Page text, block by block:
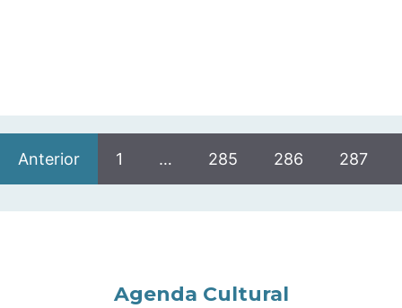
Anterior 1 … 285 286 287
Agenda Cultural